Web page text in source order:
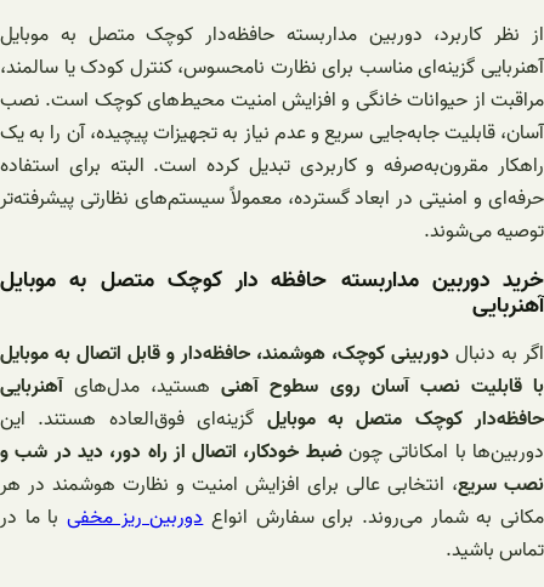
از نظر کاربرد، دوربین مداربسته حافظه‌دار کوچک متصل به موبایل
آهنربایی گزینه‌ای مناسب برای نظارت نامحسوس، کنترل کودک یا سالمند،
مراقبت از حیوانات خانگی و افزایش امنیت محیط‌های کوچک است. نصب
آسان، قابلیت جابه‌جایی سریع و عدم نیاز به تجهیزات پیچیده، آن را به یک
راهکار مقرون‌به‌صرفه و کاربردی تبدیل کرده است. البته برای استفاده
حرفه‌ای و امنیتی در ابعاد گسترده، معمولاً سیستم‌های نظارتی پیشرفته‌تر
توصیه می‌شوند.
خرید دوربین مداربسته حافظه دار کوچک متصل به موبایل
آهنربایی
اگر به دنبال دوربینی کوچک، هوشمند، حافظه‌دار و قابل اتصال به موبایل
با قابلیت نصب آسان روی سطوح آهنیهستید، مدل‌هایآهنربایی
حافظه‌دار کوچک متصل به موبایل گزینه‌ای فوق‌العاده هستند. این
دوربین‌ها با امکاناتی چونضبط خودکار، اتصال از راه دور، دید در شب و
نصب سریع، انتخابی عالی برای افزایش امنیت و نظارت هوشمند در هر
مکانی به شمار می‌روند. برای سفارش انواعدوربین ریز مخفیبا ما در
تماس باشید.